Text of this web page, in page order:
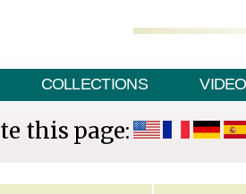
COLLECTIONS VIDEO
this page: